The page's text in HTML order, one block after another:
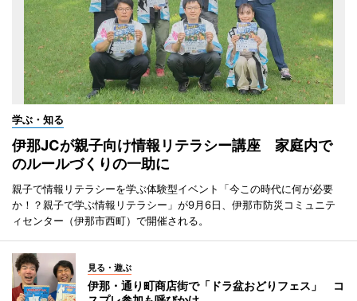
学ぶ・知る
伊那JCが親子向け情報リテラシー講座 家庭内で
のルールづくりの一助に
親子で情報リテラシーを学ぶ体験型イベント「今この時代に何が必要
か！？親子で学ぶ情報リテラシー」が9月6日、伊那市防災コミュニテ
ィセンター（伊那市西町）で開催される。
見る・遊ぶ
伊那・通り町商店街で「ドラ盆おどりフェス」 コ